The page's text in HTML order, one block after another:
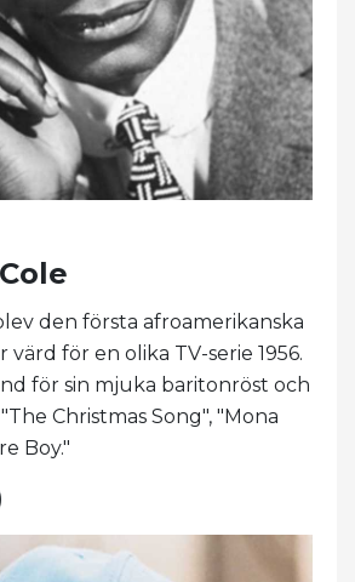
den första afroamerikanska
värd för en olika TV-serie 1956.
för sin mjuka baritonröst och
Christmas Song", "Mona
Boy."